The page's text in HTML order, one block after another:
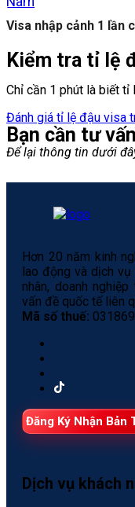
Visa nhập cảnh 1 lần
Kiểm tra tỉ lệ
Chỉ cần 1 phút là biết tỉ
Đánh giá tỉ lệ đậu visa
Bạn cần tư
Để lại thông tin dưới
Hơn 20 năm kinh
lao động và dịch vụ
nhân, doanh
vấn đề quốc tế liên
Mã số thuế:
Đăng Ký Nhận Bản
Dịch vụ khách